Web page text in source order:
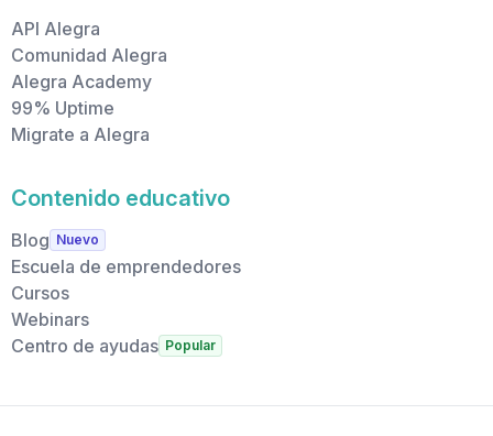
API Alegra
Comunidad Alegra
Alegra Academy
99% Uptime
Migrate a Alegra
Contenido educativo
Blog Nuevo
Escuela de emprendedores
Cursos
Webinars
Centro de ayudas Popular